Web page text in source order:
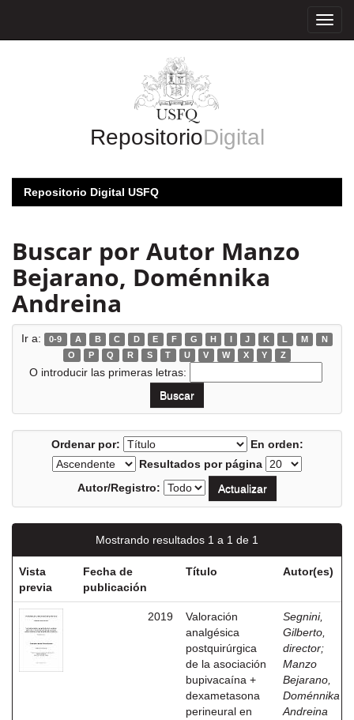
RepositorioDigital
Repositorio Digital USFQ
Buscar por Autor Manzo
Bejarano, Doménnika
Andreina
Ir a: 0-9 A B C D E F G H I J K L M
N
O
P Q R S T U V W X Y Z
O introducir las primeras letras:
Ordenar por:
En orden:
Resultados por página
Autor/Registro:
Mostrando resultados 1 a 1 de 1
Vista
previa
Fecha de
publicación
Título Autor(es)
2019
Valoración
analgésica
postquirúrgica
de la asociación
bupivacaína +
dexametasona
perineural en
Segnini,
Gilberto,
director;
Manzo
Bejarano,
Doménnika
Andreina